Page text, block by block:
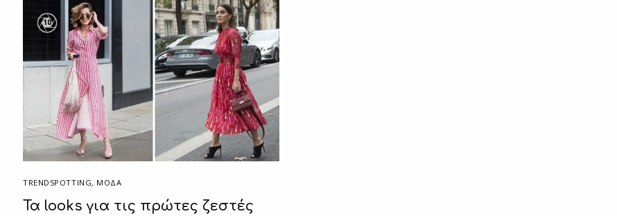
10
TRENDSPOTTING, ΜΟΔΑ
Τα looks για τις πρώτες ζεστές